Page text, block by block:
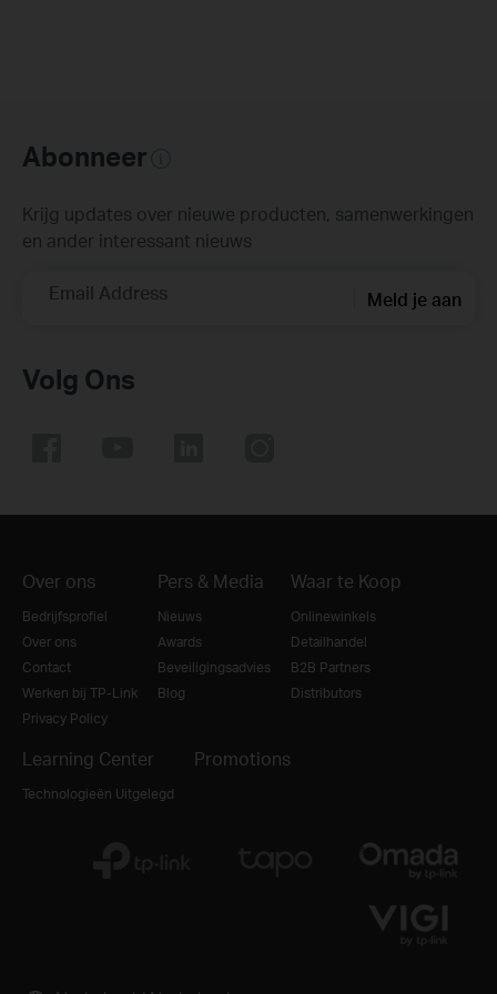
Abonneer
Krijg updates over nieuwe producten, samenwerkingen
en ander interessant nieuws
Email Address Meld je aan
Volg Ons
Over ons
Bedrijfsprofiel
Over ons
Contact
Werken bij TP-Link
Privacy Policy
Pers & Media
Nieuws
Awards
Beveiligingsadvies
Blog
Waar te Koop
Onlinewinkels
Detailhandel
B2B Partners
Distributors
Learning Center
Technologieën Uitgelegd
Promotions